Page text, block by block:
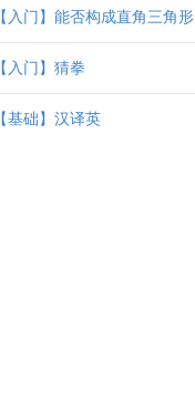
【入门】能否构成直角三角形
【入门】猜拳
【基础】汉译英